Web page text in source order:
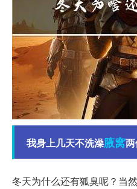
我身上几天不洗澡腋窝
冬天为什么还有狐臭呢？当